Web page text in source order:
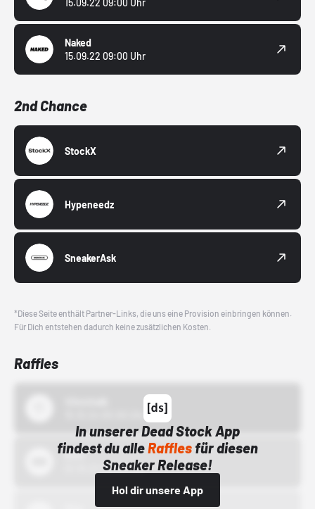
15.09.22 09:00 Uhr
Naked
15.09.22 09:00 Uhr
2nd Chance
StockX
Hypeneedz
SneakerAsk
*Diese Seite enthält Partner-Links, die uns eine Provision einbringen können.
Für Dich entstehen dadurch keine zusätzlichen Kosten.
Raffles
In unserer Dead Stock App
findest du alleRafflesfür diesen
Sneaker Release!
Hol dir unsere App
Bstn
01.10.22 00:00 Uhr